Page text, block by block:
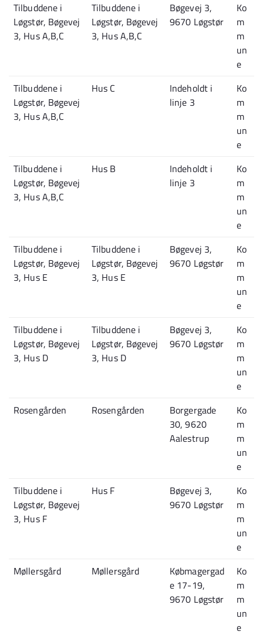
Tilbuddene i
Løgstør, Bøgevej
3, Hus A,B,C
Tilbuddene i
Løgstør, Bøgevej
3, Hus A,B,C
Bøgevej 3,
9670 Løgstør
Ko
m
m
un
e
Tilbuddene i
Løgstør, Bøgevej
3, Hus A,B,C
Hus C
Indeholdt i
linje 3
Ko
m
m
un
e
Tilbuddene i
Løgstør, Bøgevej
3, Hus A,B,C
Hus B
Indeholdt i
linje 3
Ko
m
m
un
e
Tilbuddene i
Løgstør, Bøgevej
3, Hus E
Tilbuddene i
Løgstør, Bøgevej
3, Hus E
Bøgevej 3,
9670 Løgstør
Ko
m
m
un
e
Tilbuddene i
Løgstør, Bøgevej
3, Hus D
Tilbuddene i
Løgstør, Bøgevej
3, Hus D
Bøgevej 3,
9670 Løgstør
Ko
m
m
un
e
Rosengården
Rosengården
Borgergade
30, 9620
Aalestrup
Ko
m
m
un
e
Tilbuddene i
Løgstør, Bøgevej
3, Hus F
Hus F
Bøgevej 3,
9670 Løgstør
Ko
m
m
un
e
Møllersgård
Møllersgård
Købmagergad
e 17-19,
9670 Løgstør
Ko
m
m
un
e